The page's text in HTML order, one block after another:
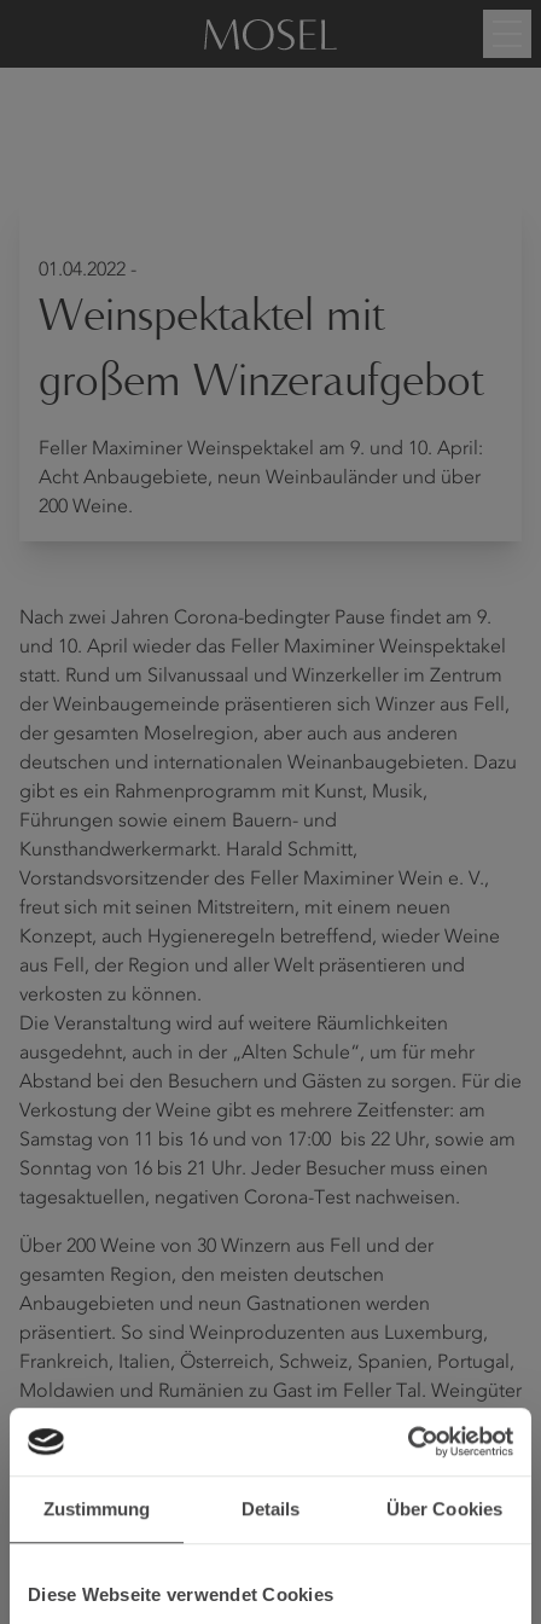
Zustimmung Details Über Cookies
Diese Webseite verwendet Cookies
01.04.2022 -
Weinspektaktel mit
großem Winzeraufgebot
Feller Maximiner Weinspektakel am 9. und 10. April:
Acht Anbaugebiete, neun Weinbauländer und über
200 Weine.
Nach zwei Jahren Corona-bedingter Pause findet am 9.
und 10. April wieder das Feller Maximiner Weinspektakel
statt. Rund um Silvanussaal und Winzerkeller im Zentrum
der Weinbaugemeinde präsentieren sich Winzer aus Fell,
der gesamten Moselregion, aber auch aus anderen
deutschen und internationalen Weinanbaugebieten. Dazu
gibt es ein Rahmenprogramm mit Kunst, Musik,
Führungen sowie einem Bauern- und
Kunsthandwerkermarkt. Harald Schmitt,
Vorstandsvorsitzender des Feller Maximiner Wein e. V.,
freut sich mit seinen Mitstreitern, mit einem neuen
Konzept, auch Hygieneregeln betreffend, wieder Weine
aus Fell, der Region und aller Welt präsentieren und
verkosten zu können.
Die Veranstaltung wird auf weitere Räumlichkeiten
ausgedehnt, auch in der „Alten Schule“, um für mehr
Abstand bei den Besuchern und Gästen zu sorgen. Für die
Verkostung der Weine gibt es mehrere Zeitfenster: am
Samstag von 11 bis 16 und von 17:00 bis 22 Uhr, sowie am
Sonntag von 16 bis 21 Uhr. Jeder Besucher muss einen
tagesaktuellen, negativen Corona-Test nachweisen.
Über 200 Weine von 30 Winzern aus Fell und der
gesamten Region, den meisten deutschen
Anbaugebieten und neun Gastnationen werden
präsentiert. So sind Weinproduzenten aus Luxemburg,
Frankreich, Italien, Österreich, Schweiz, Spanien, Portugal,
Moldawien und Rumänien zu Gast im Feller Tal. Weingüter
Weine an Gemeinschaftsständen.
Folgende Weingüter und Winzer stellen ihre Weine vor:
Mehring; Weingut Würtzberg, Serrig; Weingut Willi Haag,